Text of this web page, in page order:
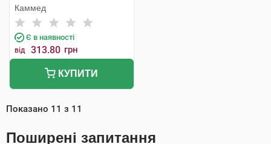
3x420 мм 1 шт
Каммед
Є в наявності
від 313.80 грн
КУПИТИ
Показано 11 з 11
Поширені запитання